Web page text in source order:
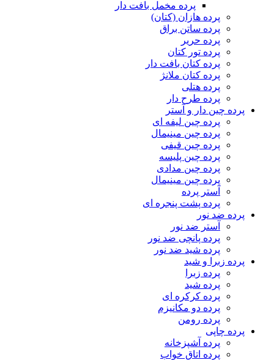
پرده مخمل بافت دار
پرده هازان (کتان)
پرده ساتن براق
پرده حریر
پرده تور کتان
پرده کتان بافت دار
پرده کتان ملانژ
پرده هتلی
پرده طرح دار
پرده چین دار و آستر
پرده چین لیفه ای
پرده چین مینیمال
پرده چین قیفی
پرده چین پلیسه
پرده چین مدادی
پرده چین مینیمال
آستر پرده
پرده پشت پنجره ای
پرده ضد نور
آستر ضد نور
پرده پانچی ضد نور
پرده شید ضد نور
پرده زبرا و شید
پرده زبرا
پرده شید
پرده کرکره ای
پرده دو مکانیزم
پرده رومن
پرده چاپی
پرده آشپزخانه
پرده اتاق خواب